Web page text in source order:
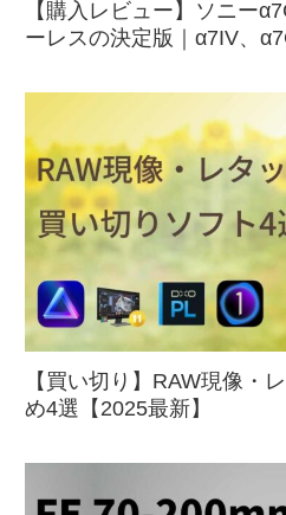
【購入レビュー】ソニー
ーレスの決定版｜α7IV、
【買い切り】RAW現像・
め4選【2025最新】